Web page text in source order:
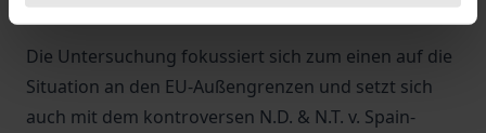
Die Untersuchung fokussiert sich zum einen auf die
Situation an den EU-Außengrenzen und setzt sich
auch mit dem kontroversen N.D. & N.T. v. Spain-